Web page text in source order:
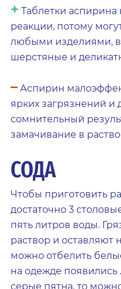
+ Таблетки аспирина
реакции, потому
любыми изделиями,
шерстяные и
– Аспирин
ярких загрязнений и
сомнительный
замачивание в
СОДА
Чтобы приготовить
достаточно 3
пять литров воды.
раствор и оставляют
можно отбелить
на одежде
серые пятна, то